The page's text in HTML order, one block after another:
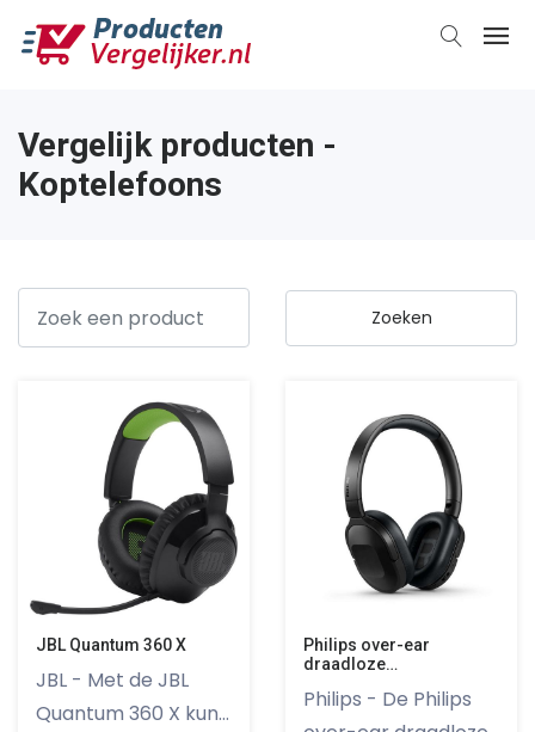
Vergelijk producten -
Koptelefoons
JBL Quantum 360 X
JBL - Met de JBL
Quantum 360 X kun
Philips over-ear
draadloze
TAH6506BK/00
Philips - De Philips